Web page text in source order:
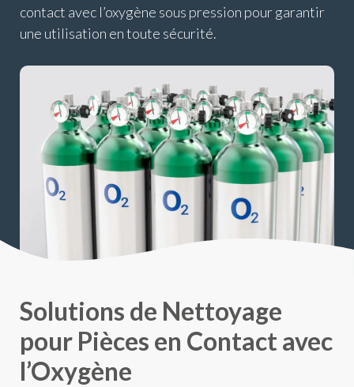
contact avec l’oxygène sous pression pour garantir
une utilisation en toute sécurité.
Solutions de Nettoyage
pour Pièces en Contact avec
l’Oxygène